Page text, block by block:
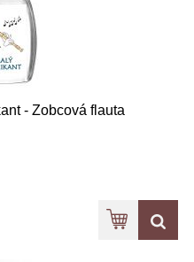
- Zobcová flauta